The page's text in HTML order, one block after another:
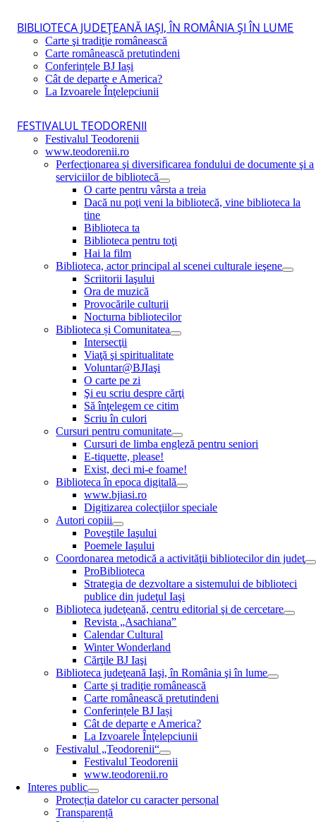
BIBLIOTECA JUDEŢEANĂ IAŞI, ÎN ROMÂNIA ŞI ÎN LUME
Carte şi tradiţie românească
Carte românească pretutindeni
Conferințele BJ Iași
Cât de departe e America?
La Izvoarele Înţelepciunii
FESTIVALUL TEODORENII
Festivalul Teodorenii
www.teodorenii.ro
Perfecţionarea şi diversificarea fondului de documente şi a
serviciilor de bibliotecă
O carte pentru vârsta a treia
Dacă nu poţi veni la bibliotecă, vine biblioteca la
tine
Biblioteca ta
Biblioteca pentru toţi
Hai la film
Biblioteca, actor principal al scenei culturale ieşene
Scriitorii Iaşului
Ora de muzică
Provocările culturii
Nocturna bibliotecilor
Biblioteca și Comunitatea
Intersecţii
Viaţă şi spiritualitate
Voluntar@BJIaşi
O carte pe zi
Şi eu scriu despre cărţi
Să înţelegem ce citim
Scriu în culori
Cursuri pentru comunitate
Cursuri de limba engleză pentru seniori
E-tiquette, please!
Exist, deci mi-e foame!
Biblioteca în epoca digitală
www.bjiasi.ro
Digitizarea colecţiilor speciale
Autori copiii
Poveştile Iaşului
Poemele Iaşului
Coordonarea metodică a activităţii bibliotecilor din judeţ
ProBiblioteca
Strategia de dezvoltare a sistemului de biblioteci
publice din judeţul Iaşi
Biblioteca judeţeană, centru editorial şi de cercetare
Revista „Asachiana”
Calendar Cultural
Winter Wonderland
Cărţile BJ Iaşi
Biblioteca judeţeană Iaşi, în România şi în lume
Carte şi tradiţie românească
Carte românească pretutindeni
Conferințele BJ Iași
Cât de departe e America?
La Izvoarele Înţelepciunii
Festivalul „Teodorenii“
Festivalul Teodorenii
www.teodorenii.ro
Interes public
Protecția datelor cu caracter personal
Transparență